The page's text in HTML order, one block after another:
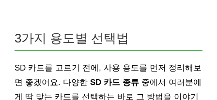
3가지 용도별 선택법
SD 카드를 고르기 전에, 사용 용도를 먼저 정리해보
면 좋겠어요. 다양한 SD 카드 종류 중에서 여러분에
게 딱 맞는 카드를 선택하는 바로 그 방법을 이야기